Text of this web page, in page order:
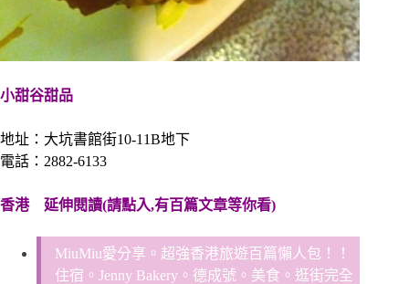
小甜谷甜品
地址：大坑書館街10-11B地下
電話：2882-6133
香港 延伸閱讀(請點入,有百篇文章等你看)
MiuMiu愛分享。超強香港旅遊百篇懶人包！！
住宿。Jenny Bakery。德成號。美食。逛街完全